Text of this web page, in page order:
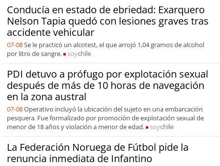
Conducía en estado de ebriedad: Exarquero
Nelson Tapia quedó con lesiones graves tras
accidente vehicular
07-08Se le practicó un alcotest, el que arrojó 1,04 gramos de alcohol
por litro de sangre.
soychile
PDI detuvo a prófugo por explotación sexual
después de más de 10 horas de navegación
en la zona austral
07-08Operativo incluyó la ubicación del sujeto en una embarcación
pesquera. Fue formalizado por promoción de explotación sexual de
menor de 18 años y violación a menor de edad.
soychile
La Federación Noruega de Fútbol pide la
renuncia inmediata de Infantino